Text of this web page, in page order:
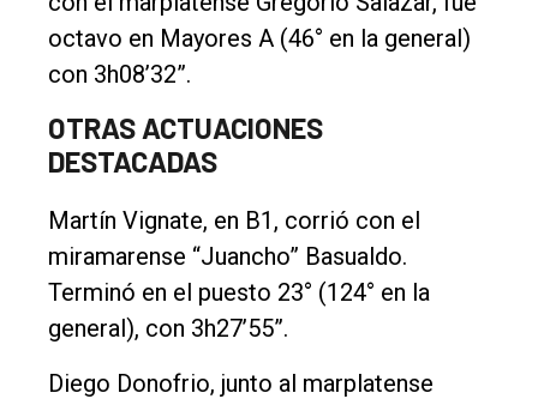
octavo en Mayores A (46° en la general)
con 3h08’32”.
OTRAS ACTUACIONES
DESTACADAS
Martín Vignate, en B1, corrió con el
miramarense “Juancho” Basualdo.
Terminó en el puesto 23° (124° en la
general), con 3h27’55”.
Diego Donofrio, junto al marplatense